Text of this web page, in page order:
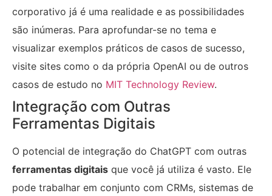
corporativo já é uma realidade e as possibilidades
são inúmeras. Para aprofundar-se no tema e
visualizar exemplos práticos de casos de sucesso,
visite sites como o da própria OpenAI ou de outros
casos de estudo no MIT Technology Review.
Integração com Outras
Ferramentas Digitais
O potencial de integração do ChatGPT com outras
ferramentas digitais que você já utiliza é vasto. Ele
pode trabalhar em conjunto com CRMs, sistemas de